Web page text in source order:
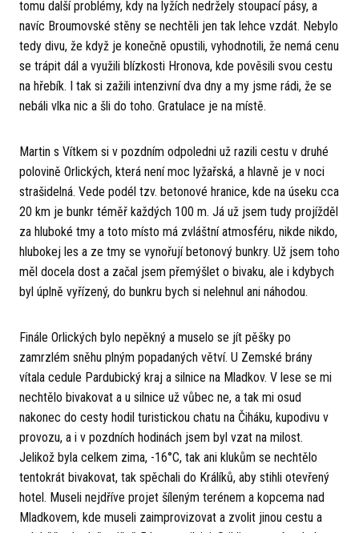
tomu další problémy, kdy na lyžích nedržely stoupací pásy, a
navíc Broumovské stěny se nechtěli jen tak lehce vzdát. Nebylo
tedy divu, že když je konečně opustili, vyhodnotili, že nemá cenu
se trápit dál a využili blízkosti Hronova, kde pověsili svou cestu
na hřebík. I tak si zažili intenzivní dva dny a my jsme rádi, že se
nebáli vlka nic a šli do toho. Gratulace je na místě.
Martin s Vítkem si v pozdním odpoledni už razili cestu v druhé
polovině Orlických, která není moc lyžařská, a hlavně je v noci
strašidelná. Vede podél tzv. betonové hranice, kde na úseku cca
20 km je bunkr téměř každých 100 m. Já už jsem tudy projížděl
za hluboké tmy a toto místo má zvláštní atmosféru, nikde nikdo,
hlubokej les a ze tmy se vynořují betonový bunkry. Už jsem toho
měl docela dost a začal jsem přemýšlet o bivaku, ale i kdybych
byl úplně vyřízený, do bunkru bych si nelehnul ani náhodou.
Finále Orlických bylo nepěkný a muselo se jít pěšky po
zamrzlém sněhu plným popadaných větví. U Zemské brány
vítala cedule Pardubický kraj a silnice na Mladkov. V lese se mi
nechtělo bivakovat a u silnice už vůbec ne, a tak mi osud
nakonec do cesty hodil turistickou chatu na Čiháku, kupodivu v
provozu, a i v pozdních hodinách jsem byl vzat na milost.
Jelikož byla celkem zima, -16°C, tak ani klukům se nechtělo
tentokrát bivakovat, tak spěchali do Králíků, aby stihli otevřený
hotel. Museli nejdříve projet šíleným terénem a kopcema nad
Mladkovem, kde museli zaimprovizovat a zvolit jinou cestu a